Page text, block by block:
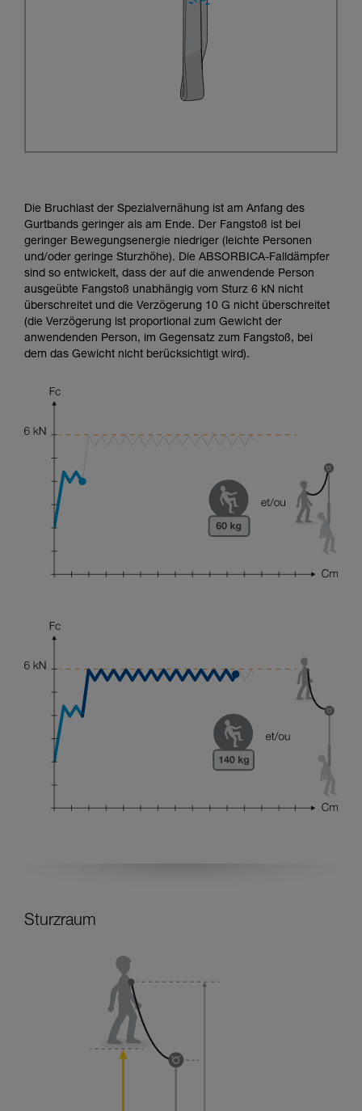
Die Bruchlast der Spezialvernähung ist am Anfang des
Gurtbands geringer als am Ende. Der Fangstoß ist bei
geringer Bewegungsenergie niedriger (leichte Personen
und/oder geringe Sturzhöhe). Die ABSORBICA-Falldämpfer
sind so entwickelt, dass der auf die anwendende Person
ausgeübte Fangstoß unabhängig vom Sturz 6 kN nicht
überschreitet und die Verzögerung 10 G nicht überschreitet
(die Verzögerung ist proportional zum Gewicht der
anwendenden Person, im Gegensatz zum Fangstoß, bei
dem das Gewicht nicht berücksichtigt wird).
Sturzraum